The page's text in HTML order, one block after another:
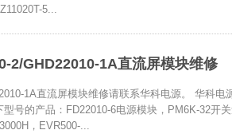
5...
2/GHD22010-1A直流屏模块维修
1A直流屏模块维修请联系华科电源。 华科电
号的产品：FD22010-6电源模块，PM6K-32开
，EVR500-...